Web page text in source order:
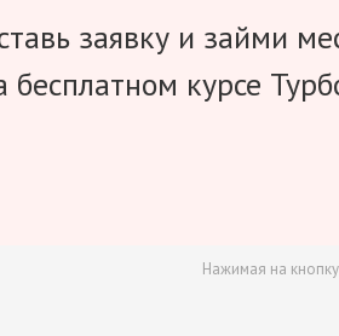
заявку и займи
бесплатном курсе
Нажимая на